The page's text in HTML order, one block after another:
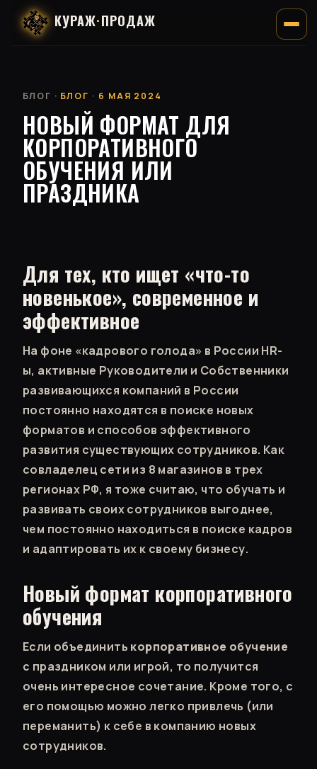
КУРАЖ·ПРОДАЖ
БЛОГ · БЛОГ · 6 МАЯ 2024
НОВЫЙ ФОРМАТ ДЛЯ
КОРПОРАТИВНОГО
ОБУЧЕНИЯ ИЛИ
ПРАЗДНИКА
Для тех, кто ищет «что-то
новенькое», современное и
эффективное
На фоне «кадрового голода» в России HR-
ы, активные Руководители и Собственники
развивающихся компаний в России
постоянно находятся в поиске новых
форматов и способов эффективного
развития существующих сотрудников. Как
совладелец сети из 8 магазинов в трех
регионах РФ, я тоже считаю, что обучать и
развивать своих сотрудников выгоднее,
чем постоянно находиться в поиске кадров
и адаптировать их к своему бизнесу.
Новый формат корпоративного
обучения
Если объединить корпоративное обучение
с праздником или игрой, то получится
очень интересное сочетание. Кроме того, с
его помощью можно легко привлечь (или
переманить) к себе в компанию новых
сотрудников.